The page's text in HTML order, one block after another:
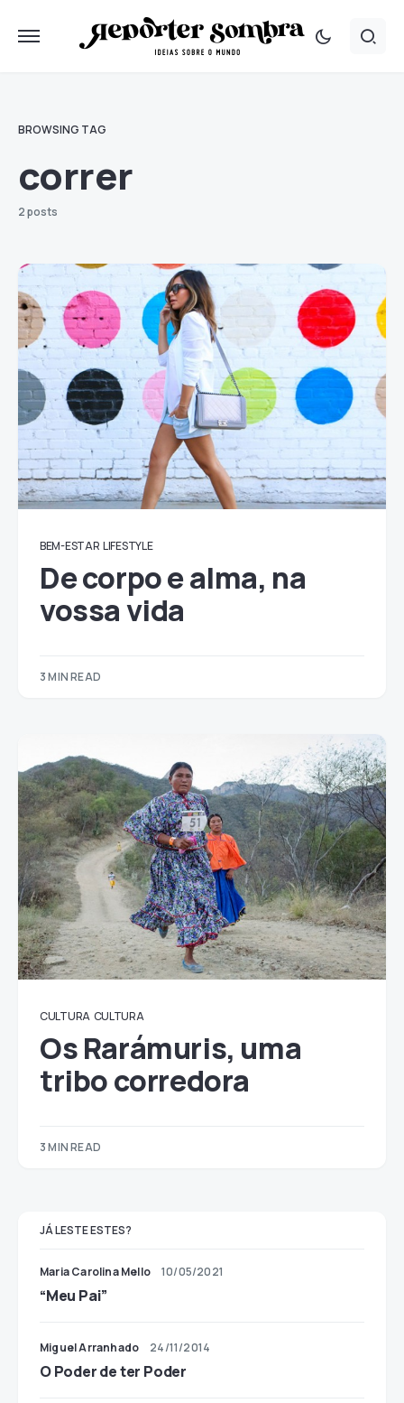
BROWSING TAG
correr
2 posts
BEM-ESTAR LIFESTYLE
De corpo e alma, na
vossa vida
3 MIN READ
CULTURA CULTURA
Os Rarámuris, uma
tribo corredora
3 MIN READ
JÁ LESTE ESTES?
Maria Carolina Mello 10/05/2021
“Meu Pai”
Miguel Arranhado 24/11/2014
O Poder de ter Poder